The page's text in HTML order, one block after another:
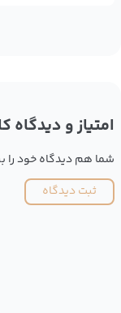
امتیاز و دیدگاه
شما هم دیدگاه خود را
ثبت دیدگاه